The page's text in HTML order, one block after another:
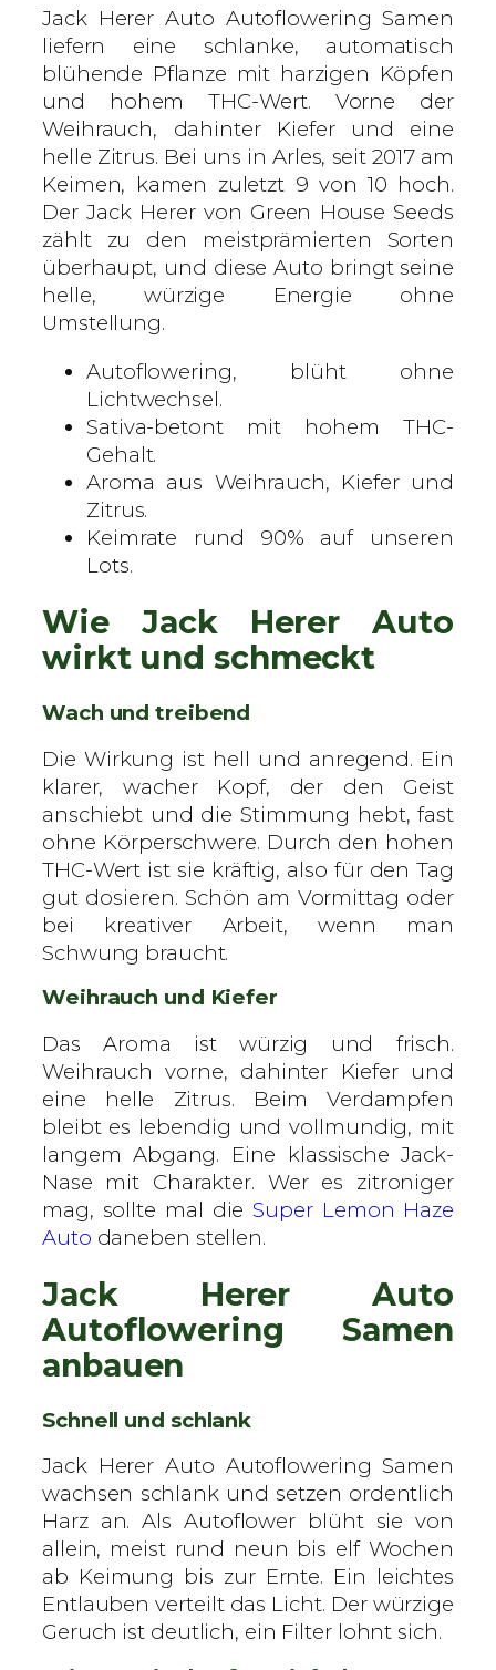
s
–
A
u
t
o
f
l
o
w
e
r
n
g
Jack Herer Auto Autoflowering Samen
liefern eine schlanke, automatisch
blühende Pflanze mit harzigen Köpfen
und hohem THC-Wert. Vorne der
Weihrauch, dahinter Kiefer und eine
helle Zitrus. Bei uns in Arles, seit 2017 am
Keimen, kamen zuletzt 9 von 10 hoch.
Der Jack Herer von Green House Seeds
zählt zu den meistprämierten Sorten
überhaupt, und diese Auto bringt seine
helle, würzige Energie ohne
Umstellung.
Autoflowering, blüht ohne
Lichtwechsel.
Sativa-betont mit hohem THC-
Gehalt.
Aroma aus Weihrauch, Kiefer und
Zitrus.
Keimrate rund 90% auf unseren
Lots.
Wie Jack Herer Auto
wirkt und schmeckt
Wach und treibend
Die Wirkung ist hell und anregend. Ein
klarer, wacher Kopf, der den Geist
anschiebt und die Stimmung hebt, fast
ohne Körperschwere. Durch den hohen
THC-Wert ist sie kräftig, also für den Tag
gut dosieren. Schön am Vormittag oder
bei kreativer Arbeit, wenn man
Schwung braucht.
Weihrauch und Kiefer
Das Aroma ist würzig und frisch.
Weihrauch vorne, dahinter Kiefer und
eine helle Zitrus. Beim Verdampfen
bleibt es lebendig und vollmundig, mit
langem Abgang. Eine klassische Jack-
Nase mit Charakter. Wer es zitroniger
mag, sollte mal dieSuper Lemon Haze
Auto daneben stellen.
Jack Herer Auto
Autoflowering Samen
anbauen
Schnell und schlank
Jack Herer Auto Autoflowering Samen
wachsen schlank und setzen ordentlich
Harz an. Als Autoflower blüht sie von
allein, meist rund neun bis elf Wochen
ab Keimung bis zur Ernte. Ein leichtes
Entlauben verteilt das Licht. Der würzige
Geruch ist deutlich, ein Filter lohnt sich.